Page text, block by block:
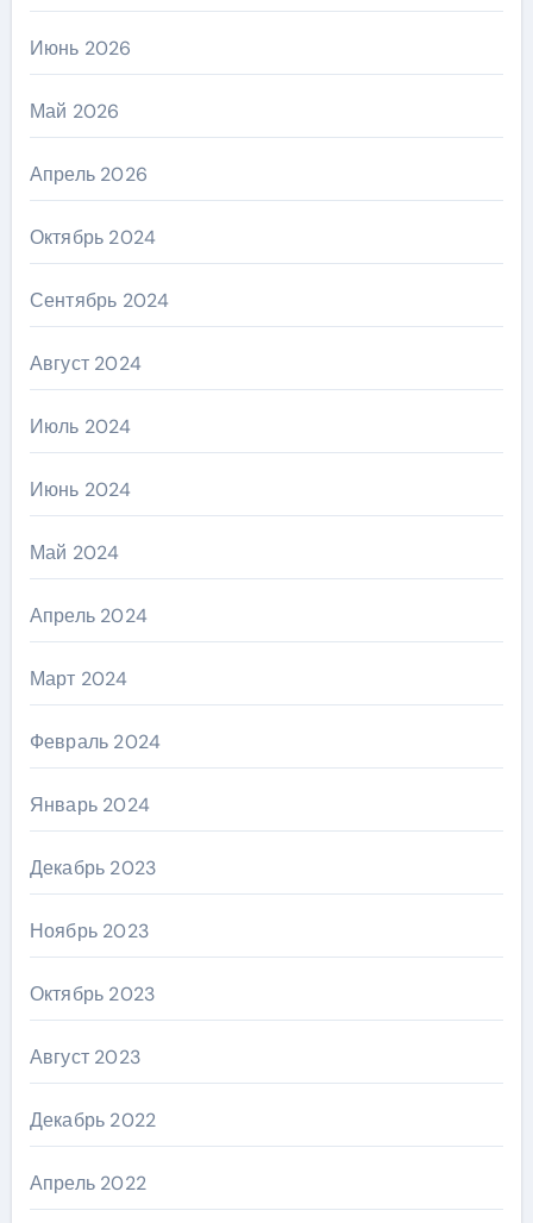
Июнь 2026
Май 2026
Апрель 2026
Октябрь 2024
Сентябрь 2024
Август 2024
Июль 2024
Июнь 2024
Май 2024
Апрель 2024
Март 2024
Февраль 2024
Январь 2024
Декабрь 2023
Ноябрь 2023
Октябрь 2023
Август 2023
Декабрь 2022
Апрель 2022